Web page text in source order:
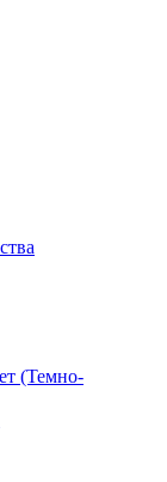
(Темно-